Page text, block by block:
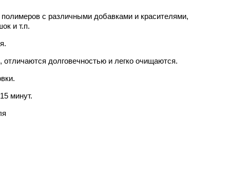
с различными добавками и красителями,
и т.п.
долговечностью и легко очищаются.
минут.